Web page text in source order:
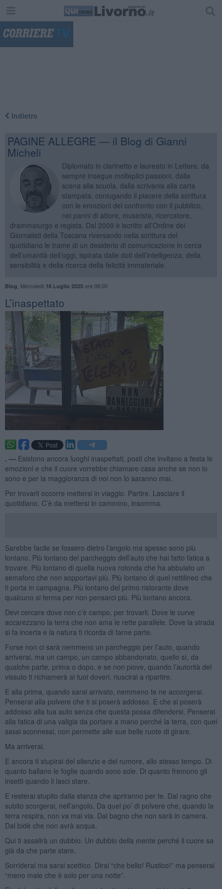
Indietro
PAGINE ALLEGRE — il Blog di Gianni
Micheli
Diplomato in clarinetto e laureato in Lettere, da
sempre insegue molteplici passioni, dalla
scena alla scuola, dalla scrivania alla carta
stampata, coniugando il piacere della scrittura
con le emozioni del confronto con il pubblico,
nei panni di attore, musicista, ricercatore,
drammaturgo e regista. Dal 2009 è iscritto all’Ordine dei
Giornalisti della Toscana riversando nella scrittura del
quotidiano le trame di un desiderio di comunicazione in cerca
dell’umanità dell’oggi, ispirata dalle doti dell’intelligenza, della
sensibilità e della ricerca della felicità immateriale.
Blog Mercoledì 16 Luglio 2025ore 08:00
​L’inaspettato
. — Esistono ancora luoghi inaspettati, posti che invitano a festa le
emozioni e che il cuore vorrebbe chiamare casa anche se non lo
sono e per la maggioranza di noi non lo saranno mai.
Per trovarli occorre mettersi in viaggio. Partire. Lasciare il
quotidiano. C’è da mettersi in cammino, insomma.
Sarebbe facile se fossero dietro l’angolo ma spesso sono più
lontano. Più lontano del parcheggio dell’auto che hai fatto fatica a
trovare. Più lontano di quella nuova rotonda che ha abbuiato un
semaforo che non sopportavi più. Più lontano di quel rettilineo che
ti porta in campagna. Più lontano del primo ristorante dove
qualcuno si ferma per non pensarci più. Più lontano ancora.
Devi cercare dove non c’è campo, per trovarli. Dove le curve
accarezzano la terra che non ama le rette parallele. Dove la strada
si fa incerta e la natura ti ricorda di farne parte.
Forse non ci sarà nemmeno un parcheggio per l’auto, quando
arriverai, ma un campo, un campo abbandonato, quello sì, da
qualche parte, prima o dopo, e se non piove, quando l’autorità del
vissuto ti richiamerà ai tuoi doveri, riuscirai a ripartire.
E alla prima, quando sarai arrivato, nemmeno te ne accorgerai.
Penserai alla polvere che ti si poserà addosso. E che si poserà
addosso alla tua auto senza che questa possa difendersi. Penserai
alla fatica di una valigia da portare a mano perché la terra, con quei
sassi sconnessi, non permette alle sue belle ruote di girare.
Ma arriverai.
E ancora ti stupirai del silenzio e del rumore, allo stesso tempo. Di
quanto ballano le foglie quando sono sole. Di quanto fremono gli
insetti quando li lasci stare.
E resterai stupito dalla stanza che apriranno per te. Dal ragno che
subito scorgerai, nell’angolo. Da quel po’ di polvere che, quando la
terra respira, non va mai via. Dal bagno che non sarà in camera.
Dal bidè che non avrà acqua.
Qui ti assalirà un dubbio. Un dubbio della mente perché il cuore sa
già da che parte stare.
Sorriderai ma sarai scettico. Dirai “che bello! Rustico!” ma penserai
“meno male che è solo per una notte”.